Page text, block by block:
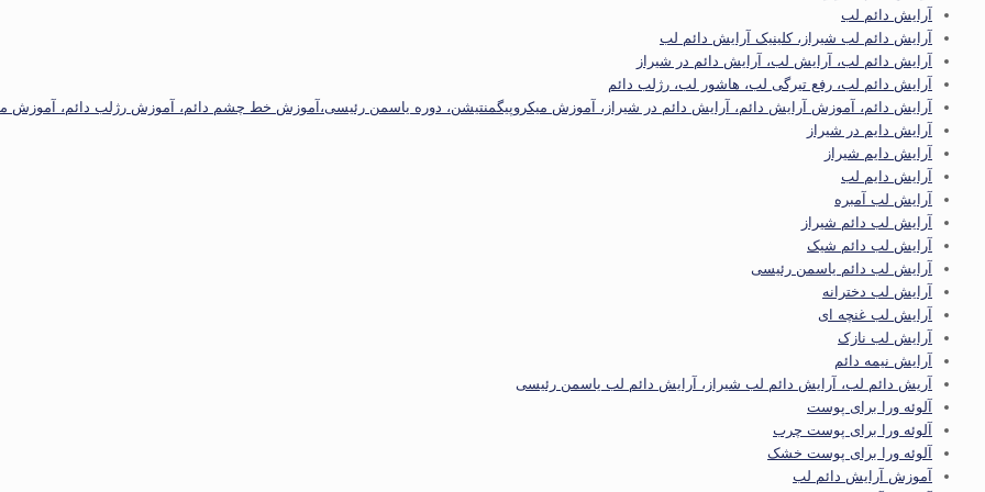
آرایش دائم لب
آرایش دائم لب شیراز، کلینیک آرایش دائم لب
آرایش دائم لب، آرایش لب، آرایش دائم در شیراز
آرایش دائم لب، رفع تیرگی لب، هاشور لب، رژلب دائم
آرایش دائم، آموزش آرایش دائم، آرایش دائم در شیراز، آموزش میکروپیگمنتیشن، دوره یاسمن رئیسی،آموزش خط چشم دائم، آموزش رژلب دائم، آموزش
آرایش دایم در شیراز
آرایش دایم شیراز
آرایش دایم لب
آرایش لب آمبره
آرایش لب دائم شیراز
آرایش لب دائم شیک
آرایش لب دائم یاسمن رئیسی
آرایش لب دخترانه
آرایش لب غنچه ای
آرایش لب نازک
آرایش نیمه دائم
آریش دائم لب، آرایش دائم لب شیراز، آرایش دائم لب یاسمن رئیسی
آلوئه ورا برای پوست
آلوئه ورا برای پوست چرب
آلوئه ورا برای پوست خشک
آموزش آرایش دائم لب